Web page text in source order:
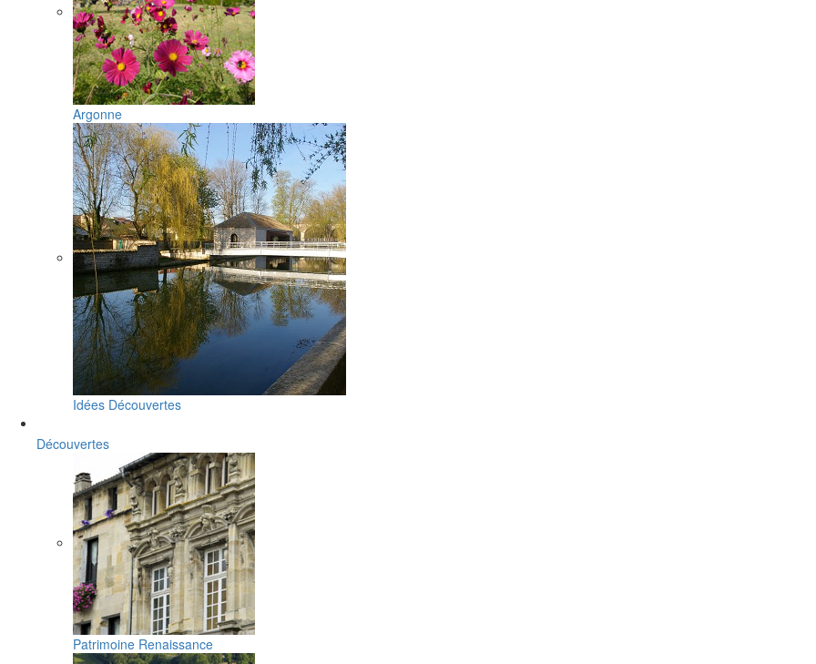
Argonne
Idées Découvertes
Découvertes
Patrimoine Renaissance